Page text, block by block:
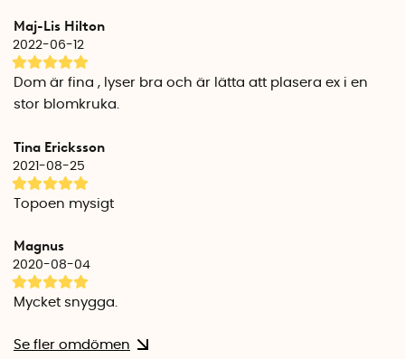
Antal lampor per spett: 30 st LED-lampor
Sken: Varmvitt fast ljus
Batteri: Uppladdningsbart AA NiMH
Maj-Lis Hilton
2022-06-12
Dom är fina , lyser bra och är lätta att plasera ex i en
stor blomkruka.
Tina Ericksson
2021-08-25
Topoen mysigt
Magnus
2020-08-04
Mycket snygga.
Se fler omdömen